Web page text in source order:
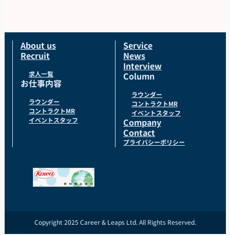
す。
About us
Recruit
求人一覧
お仕事内容
ラウンダー
コントラクトMR
イベントスタッフ
Service
News
Interview
Column
ラウンダー
コントラクトMR
イベントスタッフ
Company
Contact
プライバシーポリシー
Copyright 2025 Career & Leaps Ltd. All Rights Reserved.